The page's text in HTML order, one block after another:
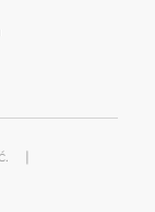
|